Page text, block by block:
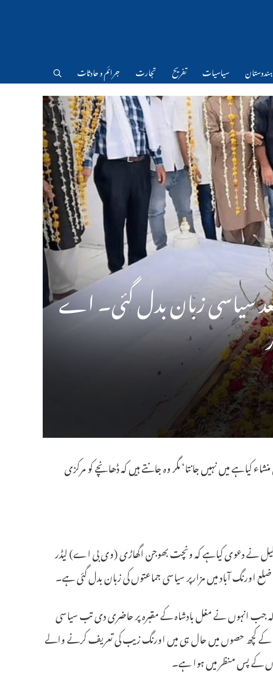
ہندوستان سیاسیات تفریح تجارت جرائم و حادثات
سیاسی زبان بدل گئی۔ اے
کیاہے میں نہیں جانتا‘ مگر وہ جانتے ہیں کہ ڈھانچے کو مرکزی
جلیل نے دعوی کیاہے کہ ونچت بھوجن اگھاڑی (وی بی اے) لیڈر
اورنگ آباد میں مزارپر سیاسی جماعتوں کی زبان بدل گئی ہے۔
انہوں نے مغل بادشاہ کے مقبرہ پر حاضری دی تب سیاسی
کے کچھ حصوں میں حال ہی میں اورنگ زیب کی تعریف کرنے والے
کے پس منظر میں ہوا ہے۔